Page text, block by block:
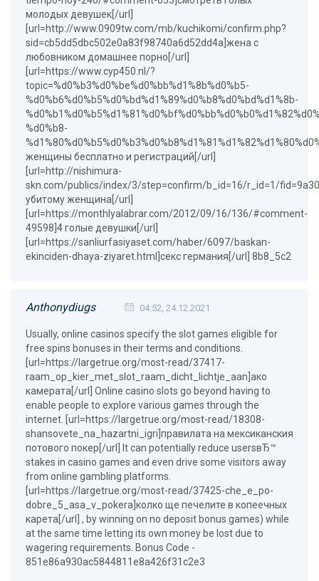
молодых девушек[/url]
[url=http://www.0909tw.com/mb/kuchikomi/confirm.php?
sid=cb5dd5dbc502e0a83f98740a6d52dd4a]жена с
любовником домашнее порно[/url]
[url=https://www.cyp450.nl/?
topic=%d0%b3%d0%be%d0%bb%d1%8b%d0%b5-
%d0%b6%d0%b5%d0%bd%d1%89%d0%b8%d0%bd%d1%8b-
%d0%b8-
женщины бесплатно и регистраций[/url]
[url=http://nishimura-
skn.com/publics/index/3/step=confirm/b_id=16/r_id=1/
убитому женщина[/url]
[url=https://monthlyalabrar.com/2012/09/16/136/#comment-
49598]4 голые девушки[/url]
[url=https://sanliurfasiyaset.com/haber/6097/baskan-
ekinciden-dhaya-ziyaret.html]секс германия[/url] 8b8_5c2
Anthonydiugs 04:52, 24.12.2021
Usually, online casinos specify the slot games eligible for
free spins bonuses in their terms and conditions.
[url=https://largetrue.org/most-read/37417-
raam_op_kier_met_slot_raam_dicht_lichtje_aan]ако
камерата[/url] Online casino slots go beyond having to
enable people to explore various games through the
internet. [url=https://largetrue.org/most-read/18308-
shansovete_na_hazartni_igri]правилата на мексиканския
потового покер[/url] It can potentially reduce usersвЂ™
stakes in casino games and even drive some visitors away
from online gambling platforms.
[url=https://largetrue.org/most-read/37425-che_e_po-
dobre_5_asa_v_pokera]колко ще печелите в копеечных
карета[/url] , by winning on no deposit bonus games) while
at the same time letting its own money be lost due to
wagering requirements. Bonus Code -
851e86a930ac5844811e8a426f31c2e3